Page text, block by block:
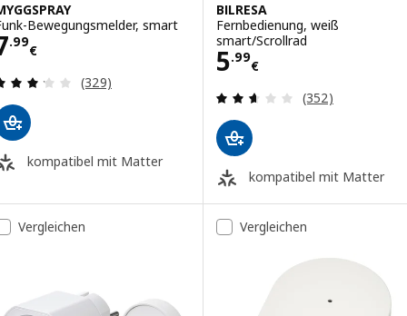
Bewegungsmelder, smart
.99
€ 7.99€
Bewertungen: 3.2 von 5 Sternen. Bewertungen
(329)
kompatibel mit Matter
BILRESA
Fernbedienung, weiß
smart/Scrollrad
5.99
€
Preis 5.99€
Bewertungen:
(352)
kompatibel mit Matter
Vergleichen Vergleichen